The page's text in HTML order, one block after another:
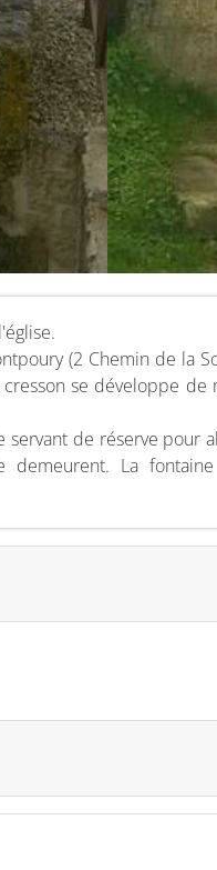
(2 Chemin de la
se développe de
servant de réserve pour
La fontaine